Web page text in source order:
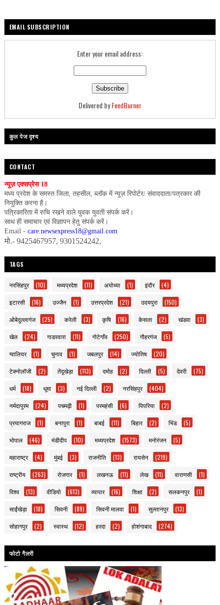
EMAIL SUBSCRIPTION
Enter your email address:
Delivered byFeedBurner
कुल पेज दृश्य
CONTACT
न्यूज़ एक्सप्रेस 18
मध्य प्रदेश के समस्त जिला, तहसील, ब्लॉक में न्यूज़ रिपोर्टर/ संवाददाता/पत्रकार की
नियुक्ति करना है।
पत्रिकारिता में रुचि रखने वाले युवक युवती संपर्क करें।
साथ ही समाचार एवं विज्ञापन हेतु संपर्क करें।
Email - care.newsexpress18@gmail.com
मो.- 9425467957, 9301524242,
TAGS
नरसिंहपुर (10) मध्यप्रदेश (11) अयोध्या (1) इंदौर (4)
इटारसी (16) उज्जैन (1) उत्तरप्रदेश (21) उदयपुरा (150)
ओबेदुल्लागंज (25) करेली (3) कृषि (16) केसला (2) खंडवा (3)
खेल (24) गाडरवारा (11) गोटेगाँव (250) गौहरगंज (5)
ग्वालियर (1) चुनाव (1) जबलपुर (14) ज्योतिष (20)
टेक्नोलॉजी (2) तेंदूखेड़ा (113) दमोह (2) दिल्ली (5) देवरी (75)
धर्म (18) धूमा (3) नई दिल्ली (2) नरसिंहपुर (404)
नर्मदापुरम (24) पचमढ़ी (1) परमहंसी (6) पिपरिया (2)
प्रयागराज (1) बनापुरा (1) बाबई (11) बिहार (2) भिंड (5)
भोपाल (46) मंडीदीप (10) मध्यप्रदेश (1573) मनोरंजन (5)
महाराष्ट्र (4) मुंबई (3) राजनीति (13) रायसेन (219)
राष्ट्रीय (263) रोजगार (1) लखनऊ (11) लेख (11) वाराणसी (1)
विश्व (13) वीडियो (613) व्यापार (16) शिक्षा (2) सलकनपुर (1)
साईंखेड़ा (18) सिवनी (89) सिवनी मालवा (1) सुल्तानपुर (13)
सोहागपुर (2) स्वास्थ (12) हरदा (2) होशंगाबाद (274)
फोटो गैलरी